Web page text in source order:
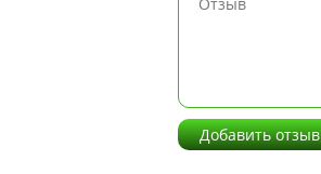
Добавить отзыв